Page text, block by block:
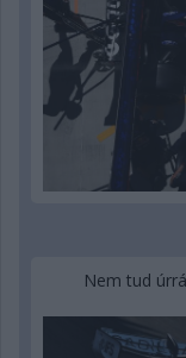
Nem tud